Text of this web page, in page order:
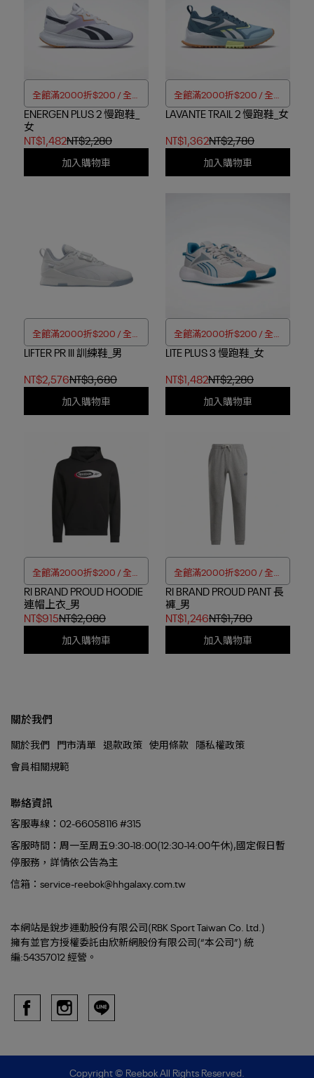
全館滿2000折$200 / 全館
滿4000折$350
ENERGEN PLUS 2 慢跑鞋_
女
NT$1,482NT$2,280
加入購物車
全館滿2000折$200 / 全館
滿4000折$350
LAVANTE TRAIL 2 慢跑鞋_女
NT$1,362NT$2,780
加入購物車
全館滿2000折$200 / 全館
滿4000折$350
LIFTER PR III 訓練鞋_男
NT$2,576NT$3,680
加入購物車
全館滿2000折$200 / 全館
滿4000折$350
LITE PLUS 3 慢跑鞋_女
NT$1,482NT$2,280
加入購物車
全館滿2000折$200 / 全館
滿4000折$350
RI BRAND PROUD HOODIE
連帽上衣_男
NT$915NT$2,080
加入購物車
全館滿2000折$200 / 全館
滿4000折$350
RI BRAND PROUD PANT 長
褲_男
NT$1,246NT$1,780
加入購物車
關於我們
關於我們 門市清單 退款政策 使用條款
隱私權政策
會員相關規範
聯絡資訊
客服專線：02-66058116 #315
客服時間：周一至周五9:30-18:00(12:30-14:00午休),國定假日暫
停服務，詳情依公告為主
信箱：service-reebok@hhgalaxy.com.tw
本網站是銳步運動股份有限公司(RBK Sport Taiwan Co. Ltd.)
擁有並官方授權委託由欣新網股份有限公司(“本公司”) 統
編:54357012 經營。
Copyright © ReebokAll Rights Reserved.